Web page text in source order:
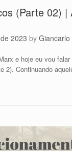
(Parte 02) |
2023 by
e hoje eu vou
2). Continuando